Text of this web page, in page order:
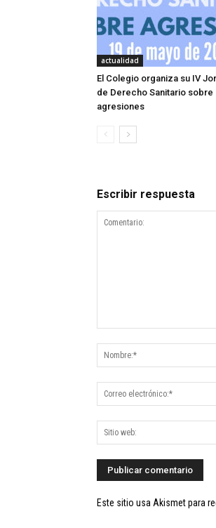
actualidad
El Colegio organiza su IV
de Derecho Sanitario sobre
agresiones
Escribir respuesta
Este sitio usa Akismet para